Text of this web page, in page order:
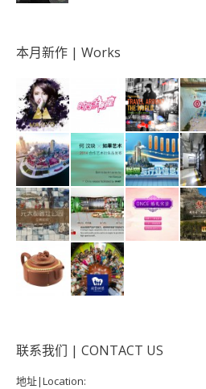
本月新作 | Works
联系我们 | CONTACT US
地址|Location: